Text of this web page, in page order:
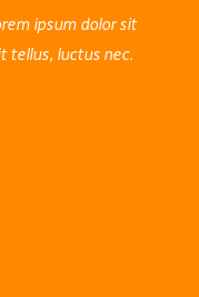
ipsum dolor sit
tellus, luctus nec.